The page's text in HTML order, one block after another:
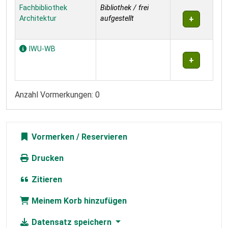
Exemplare
Fachbibliothek
Architektur
Bibliothek / frei
aufgestellt
IWU-WB
Anzahl Vormerkungen: 0
Vormerken
Drucken
Zitieren
Meinem Korb hinzufügen
Datensatz speichern